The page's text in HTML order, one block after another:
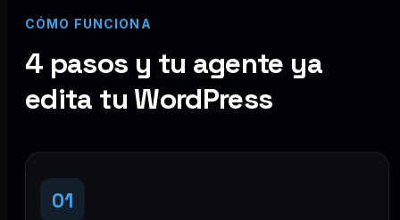
CÓMO FUNCIONA
4 pasos y tu agente ya
edita tu WordPress
01